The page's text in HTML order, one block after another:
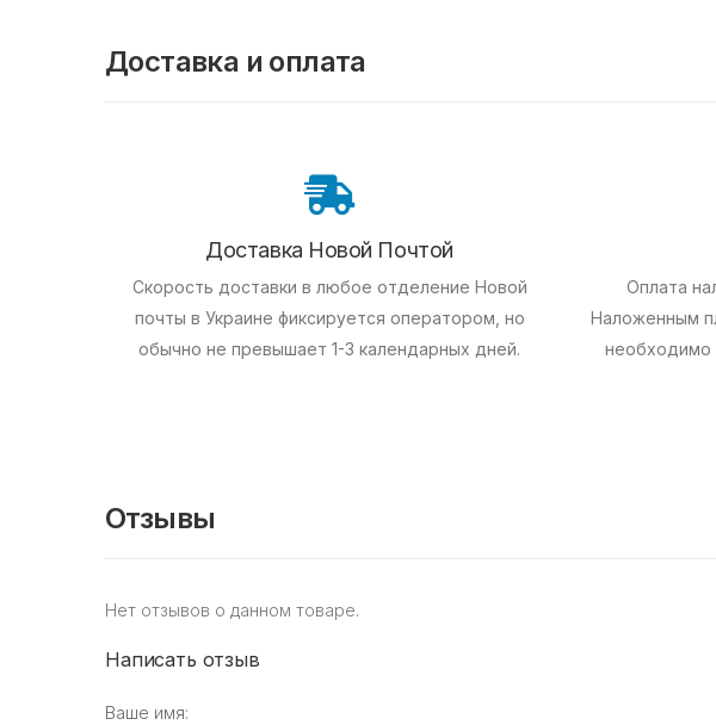
Доставка и оплата
Доставка Новой Почтой
Скорость доставки в любое отделение Новой
почты в Украине фиксируется оператором, но
обычно не превышает 1-3 календарных дней.
Оплата
Наложенным
необходимо
Отзывы
Нет отзывов о данном товаре.
Написать отзыв
Ваше имя: